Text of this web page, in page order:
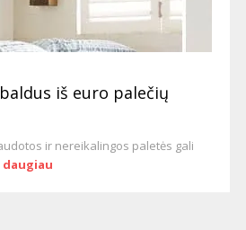
iš euro palečių
ir nereikalingos paletės gali